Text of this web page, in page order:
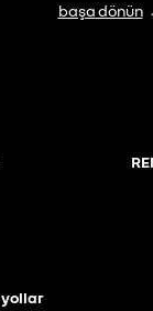
başa dönün
yollar